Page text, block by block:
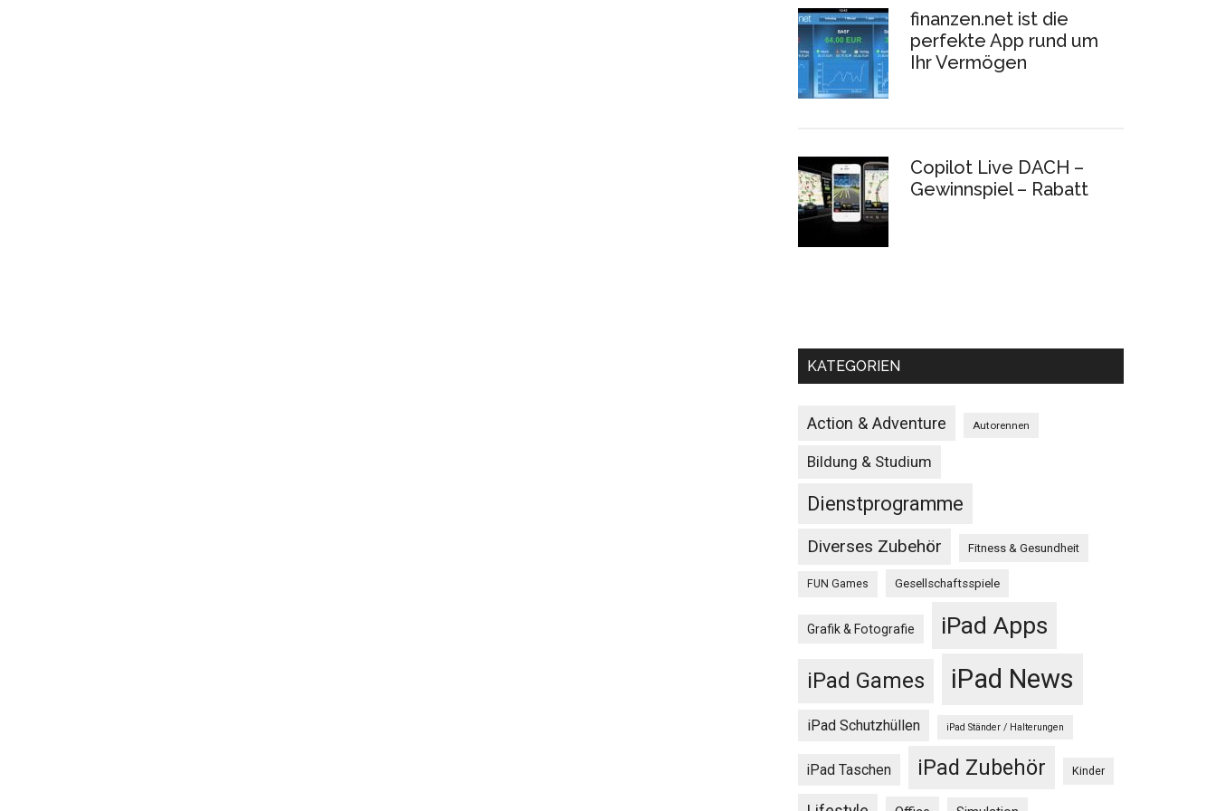
finanzen.net ist die
perfekte App rund um
Ihr Vermögen
Copilot Live DACH –
Gewinnspiel – Rabatt
KATEGORIEN
Action & Adventure Autorennen
Bildung & Studium
Dienstprogramme
Diverses Zubehör Fitness & Gesundheit
FUN Games Gesellschaftsspiele
Grafik & Fotografie iPad Apps
iPad Games iPad News
iPad Schutzhüllen iPad Ständer / Halterungen
iPad Taschen iPad Zubehör Kinder